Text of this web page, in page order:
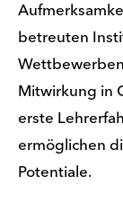
betreuten
Mitwirkung in
erste
ermöglichen
Potentiale.